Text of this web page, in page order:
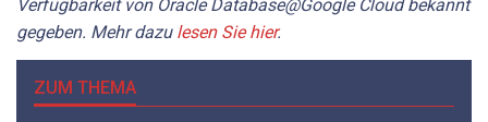
Verfügbarkeit von Oracle Database@Google Cloud bekannt
gegeben. Mehr dazu lesen Sie hier.
ZUM THEMA